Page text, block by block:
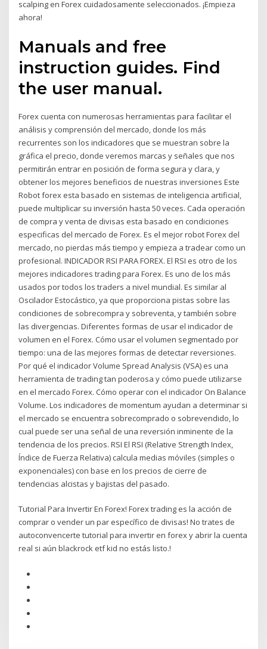
scalping en Forex cuidadosamente seleccionados. ¡Empieza
ahora!
Manuals and free
instruction guides. Find
the user manual.
Forex cuenta con numerosas herramientas para facilitar el
análisis y comprensión del mercado, donde los más
recurrentes son los indicadores que se muestran sobre la
gráfica el precio, donde veremos marcas y señales que nos
permitirán entrar en posición de forma segura y clara, y
obtener los mejores beneficios de nuestras inversiones Este
Robot forex esta basado en sistemas de inteligencia artificial,
puede multiplicar su inversión hasta 50 veces. Cada operación
de compra y venta de divisas esta basado en condiciones
especificas del mercado de Forex. Es el mejor robot Forex del
mercado, no pierdas más tiempo y empieza a tradear como un
profesional. INDICADOR RSI PARA FOREX. El RSI es otro de los
mejores indicadores trading para Forex. Es uno de los más
usados por todos los traders a nivel mundial. Es similar al
Oscilador Estocástico, ya que proporciona pistas sobre las
condiciones de sobrecompra y sobreventa, y también sobre
las divergencias. Diferentes formas de usar el indicador de
volumen en el Forex. Cómo usar el volumen segmentado por
tiempo: una de las mejores formas de detectar reversiones.
Por qué el indicador Volume Spread Analysis (VSA) es una
herramienta de trading tan poderosa y cómo puede utilizarse
en el mercado Forex. Cómo operar con el indicador On Balance
Volume. Los indicadores de momentum ayudan a determinar si
el mercado se encuentra sobrecomprado o sobrevendido, lo
cual puede ser una señal de una reversión inminente de la
tendencia de los precios. RSI El RSI (Relative Strength Index,
Índice de Fuerza Relativa) calcula medias móviles (simples o
exponenciales) con base en los precios de cierre de
tendencias alcistas y bajistas del pasado.
Tutorial Para Invertir En Forex! Forex trading es la acción de
comprar o vender un par específico de divisas! No trates de
autoconvencerte tutorial para invertir en forex y abrir la cuenta
real si aún blackrock etf kid no estás listo.!